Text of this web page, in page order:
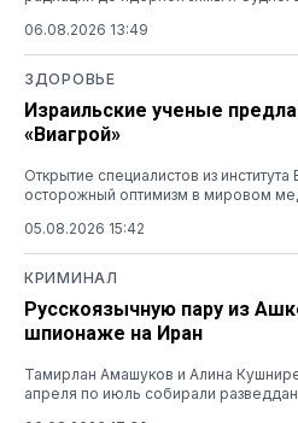
06.08.2026 13:49
ЗДОРОВЬЕ
Израильские ученые
«Виагрой»
Открытие специалистов из
осторожный оптимизм в мировом
05.08.2026 15:42
КРИМИНАЛ
Русскоязычную пару из
шпионаже на Иран
Тамирлан Амашуков и Алина
апреля по июль собирали